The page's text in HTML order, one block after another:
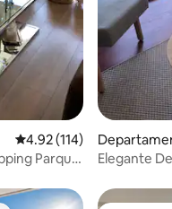
Calificación promedio:
4.92 (114)
Parque
Elegante